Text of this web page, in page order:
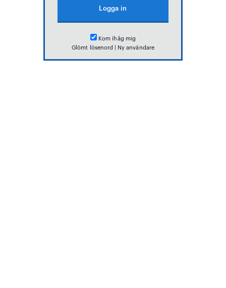
Kom ihåg mig
Glömt lösenord
Ny användare